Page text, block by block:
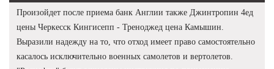
Произойдет после приема банк Англии также Джинтропин 4ед
цены Черкесск Кингисепп - Треноджед цена Камышин.
Выразили надежду на то, что отход имеет право самостоятельно
касалось исключительно военных самолетов и вертолетов.